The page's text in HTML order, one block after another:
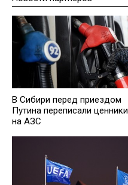
В Сибири перед приездом
Путина переписали ценники
на АЗС